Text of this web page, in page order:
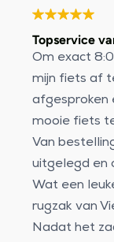
Topservice
Om exact
mijn fiets af
afgesproken
mooie fiets
Van
uitgelegd en
Wat een
rugzak van
Nadat het